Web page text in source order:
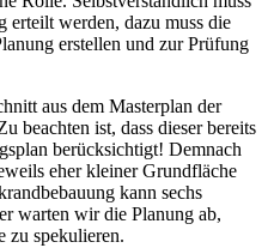
erteilt werden, dazu muss die
erstellen und zur Prüfung
aus dem Masterplan der
beachten ist, dass dieser bereits
berücksichtigt! Demnach
eher kleiner Grundfläche
kann sechs
warten wir die Planung ab,
zu spekulieren.